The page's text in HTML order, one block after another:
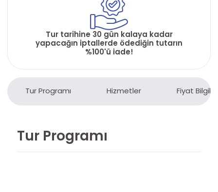
Tur tarihine 30 gün kalaya kadar
yapacağın iptallerde ödediğin tutarın
%100'ü iade!
Tur Programı Hizmetler Fiyat
Tur Programı